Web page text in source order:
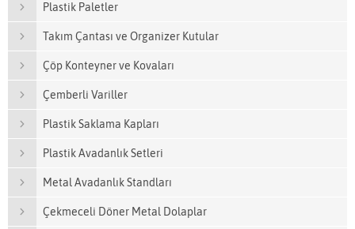
Plastik Paletler
Takım Çantası ve Organizer Kutular
Çöp Konteyner ve Kovaları
Çemberli Variller
Plastik Saklama Kapları
Plastik Avadanlık Setleri
Metal Avadanlık Standları
Çekmeceli Döner Metal Dolaplar